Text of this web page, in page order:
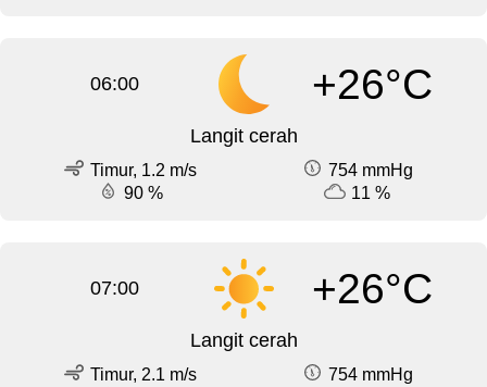
06:00 +26°C
Langit cerah
Timur, 1.2 m/s
754 mmHg
90 %
11 %
07:00 +26°C
Langit cerah
Timur, 2.1 m/s
754 mmHg